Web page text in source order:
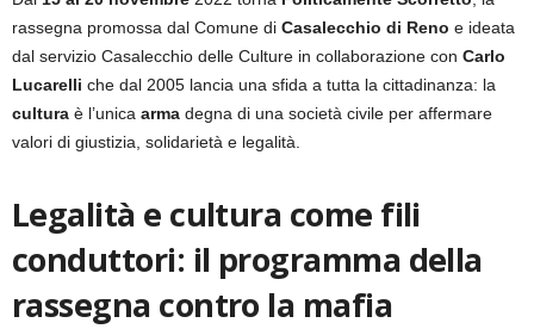
rassegna promossa dal Comune di Casalecchio di Reno e ideata
dal servizio Casalecchio delle Culture in collaborazione con Carlo
Lucarelli che dal 2005 lancia una sfida a tutta la cittadinanza: la
cultura è l’unica arma degna di una società civile per affermare
valori di giustizia, solidarietà e legalità.
Legalità e cultura come fili
conduttori: il programma della
rassegna contro la mafia